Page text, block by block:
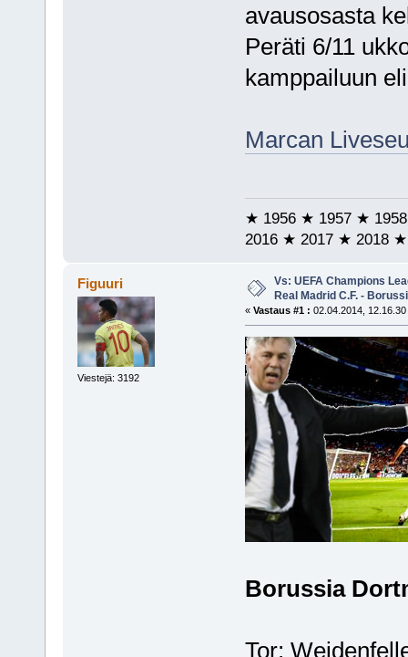
avausosasta
Peräti 6/11
kamppailuun
Marcan
★ 1956 ★ 1957 ★
2016 ★ 2017 ★ 2018 ★
Figuuri
Viestejä: 3192
Vs: UEFA Champions
Real Madrid C.F. -
« Vastaus #1 : 02.04.2014, 12.16.30
Borussia
Tor: